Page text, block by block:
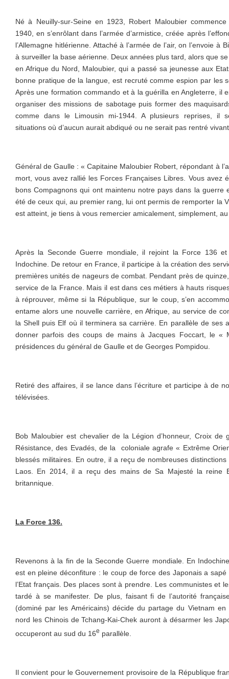
Né à Neuilly-sur-Seine en 1923, Robert Maloubier
1940, en s’enrôlant dans l’armée d’armistice, créée après
l’Allemagne hitlérienne. Attaché à l’armée de l’air, on l’envoie à
à surveiller la base aérienne. Deux années plus tard, alors que
en Afrique du Nord, Maloubier, qui a passé sa jeunesse aux
bonne pratique de la langue, est recruté comme espion par les
Après une formation commando et à la guérilla en Angleterre, il
organiser des missions de sabotage puis former des
comme dans le Limousin mi-1944. A plusieurs reprises, il
situations où d’aucun aurait abdiqué ou ne serait pas rentré
Général de Gaulle : « Capitaine Maloubier Robert, répondant à
mort, vous avez rallié les Forces Françaises Libres. Vous avez
bons Compagnons qui ont maintenu notre pays dans la guerre
été de ceux qui, au premier rang, lui ont permis de remporter la
est atteint, je tiens à vous remercier amicalement, simplement,
Après la Seconde Guerre mondiale, il rejoint la Force 136
Indochine. De retour en France, il participe à la création des
premières unités de nageurs de combat. Pendant près de
service de la France. Mais il est dans ces métiers à hauts
à réprouver, même si la République, sur le coup, s’en
entame alors une nouvelle carrière, en Afrique, au service de
la Shell puis Elf où il terminera sa carrière. En parallèle de ses
donner parfois des coups de mains à Jacques Foccart, le «
présidences du général de Gaulle et de Georges Pompidou.
Retiré des affaires, il se lance dans l’écriture et participe à de
télévisées.
Bob Maloubier est chevalier de la Légion d’honneur, Croix de
Résistance, des Evadés, de la coloniale agrafe « Extrême
blessés militaires. En outre, il a reçu de nombreuses distinctions
Laos. En 2014, il a reçu des mains de Sa Majesté la reine
britannique.
La Force 136.
Revenons à la fin de la Seconde Guerre mondiale. En
est en pleine déconfiture : le coup de force des Japonais a sapé
l’Etat français. Des places sont à prendre. Les communistes et
tardé à se manifester. De plus, faisant fi de l’autorité
(dominé par les Américains) décide du partage du Vietnam en
nord les Chinois de Tchang-Kai-Chek auront à désarmer les
occuperont au sud du 16e parallèle.
Il convient pour le Gouvernement provisoire de la République